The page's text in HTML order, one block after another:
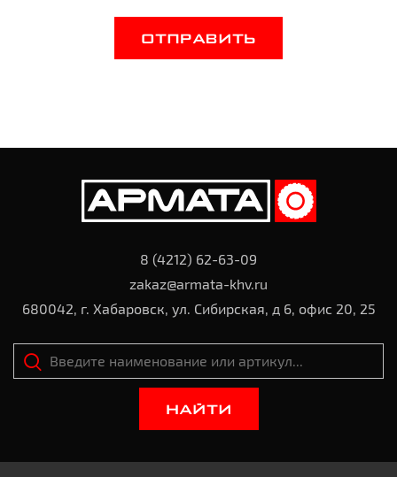
ОТПРАВИТЬ
8 (4212) 62-63-09
zakaz@armata-khv.ru
680042, г. Хабаровск, ул. Сибирская, д 6, офис 20, 25
НАЙТИ